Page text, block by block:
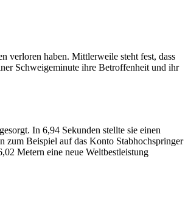
verloren haben. Mittlerweile steht fest, dass
Schweigeminute ihre Betroffenheit und ihr
In 6,94 Sekunden stellte sie einen
zum Beispiel auf das Konto Stabhochspringer
Metern eine neue Weltbestleistung